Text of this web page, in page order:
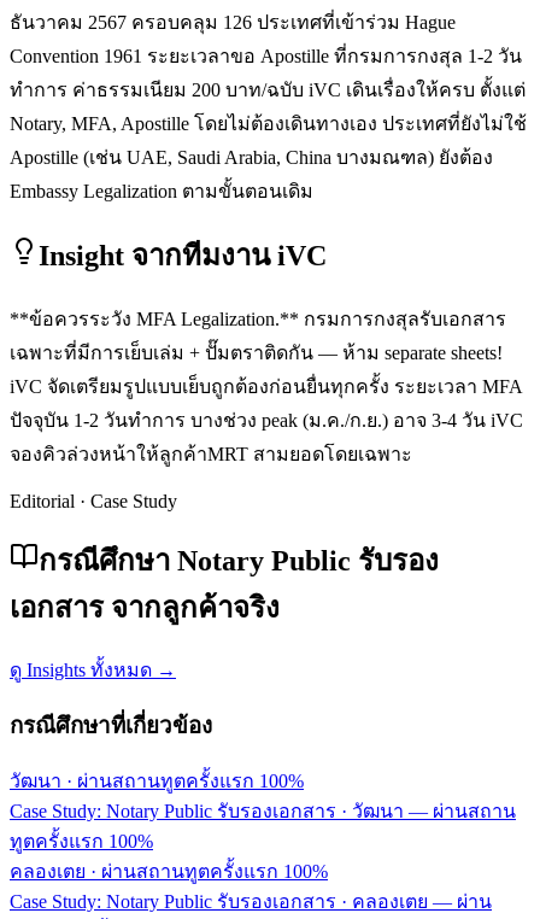
ธันวาคม 2567 ครอบคลุม 126 ประเทศที่เข้าร่วม Hague
Convention 1961 ระยะเวลาขอ Apostille ที่กรมการกงสุล 1-2 วัน
ทำการ ค่าธรรมเนียม 200 บาท/ฉบับ iVC เดินเรื่องให้ครบ ตั้งแต่
Notary, MFA, Apostille โดยไม่ต้องเดินทางเอง ประเทศที่ยังไม่ใช้
Apostille (เช่น UAE, Saudi Arabia, China บางมณฑล) ยังต้อง
Embassy Legalization ตามขั้นตอนเดิม
Insight จากทีมงาน iVC
**ข้อควรระวัง MFA Legalization.** กรมการกงสุลรับเอกสาร
เฉพาะที่มีการเย็บเล่ม + ปั๊มตราติดกัน — ห้าม separate sheets!
iVC จัดเตรียมรูปแบบเย็บถูกต้องก่อนยื่นทุกครั้ง ระยะเวลา MFA
ปัจจุบัน 1-2 วันทำการ บางช่วง peak (ม.ค./ก.ย.) อาจ 3-4 วัน iVC
จองคิวล่วงหน้าให้ลูกค้าMRT สามยอดโดยเฉพาะ
Editorial · Case Study
กรณีศึกษา Notary Public รับรอง
เอกสาร จากลูกค้าจริง
ดู Insights ทั้งหมด →
กรณีศึกษาที่เกี่ยวข้อง
วัฒนา · ผ่านสถานทูตครั้งแรก 100%
Case Study: Notary Public รับรองเอกสาร · วัฒนา — ผ่านสถาน
ทูตครั้งแรก 100%
คลองเตย · ผ่านสถานทูตครั้งแรก 100%
Case Study: Notary Public รับรองเอกสาร · คลองเตย — ผ่าน